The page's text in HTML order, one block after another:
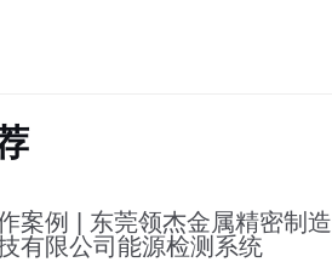
案例 | 东莞领杰金属精密制造
有限公司能源检测系统